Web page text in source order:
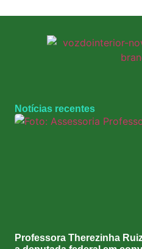
Notícias recentes
Professora Therezinha